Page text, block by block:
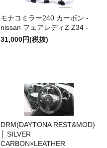
モナコミラー240 カーボン -
nissan フェアレディZ Z34 -
31,000円(税抜)
DRM(DAYTONA REST&MOD)
│ SILVER
CARBON×LEATHER